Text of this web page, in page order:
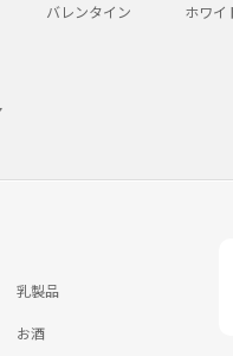
バレンタイン ホワイ
乳製品
お酒